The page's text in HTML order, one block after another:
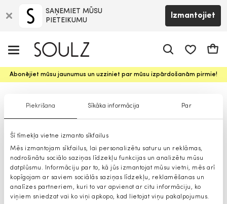
Piekrišana Sīkāka informācija Par
Šī tīmekļa vietne izmanto sīkfailus
Mēs izmantojam sīkfailus, lai personalizētu saturu un reklāmas,
nodrošinātu sociālo saziņas līdzekļu funkcijas un analizētu mūsu
datplūsmu. Informāciju par to, kā jūs izmantojat mūsu vietni, mēs arī
kopīgojam ar saviem sociālās saziņas līdzekļu, reklamēšanas un
analīzes partneriem, kuri to var apvienot ar citu informāciju, ko
viņiem sniedzat vai ko viņi apkopo, kad lietojat viņu pakalpojumus.
SAŅEMIET MŪSU
PIETEIKUMU
Izmantojiet
Abonējiet mūsu jaunumus un uzziniet par mūsu izpārdošanām pirmie!
Sieviešu mēteļi